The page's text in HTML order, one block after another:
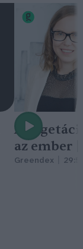
A
az ember
Greendex